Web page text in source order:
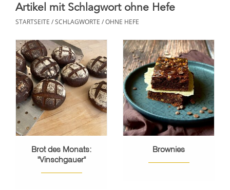
Artikel mit Schlagwort ohne Hefe
STARTSEITE /SCHLAGWORTE /OHNE HEFE
Brot des Monats:
"Vinschgauer"
Brownies